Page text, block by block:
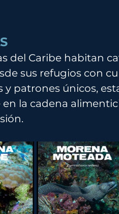
del Caribe habitan
sus refugios con
y patrones únicos,
la cadena